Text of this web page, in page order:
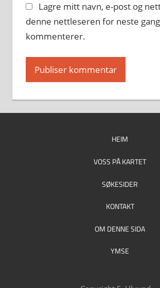
Lagre mitt navn, e-post og
denne nettleseren for neste
kommenterer.
HEIM
VOSS PÅ KARTET
SØKESIDER
KONTAKT
OM DENNE SIDA
YMSE